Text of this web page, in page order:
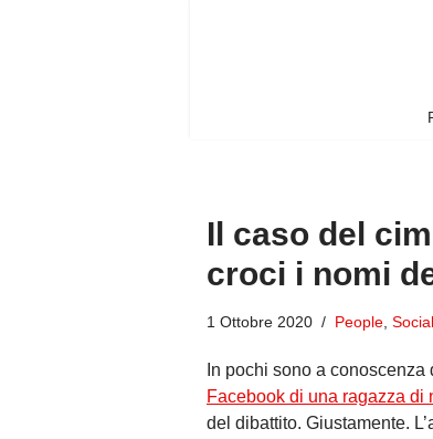
Il caso del
croci i nomi
1 Ottobre 2020 People Social
In pochi sono a
Facebook di una ragazza di
del dibattito. Giustamente.